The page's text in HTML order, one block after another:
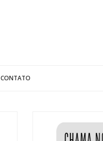
CONTATO